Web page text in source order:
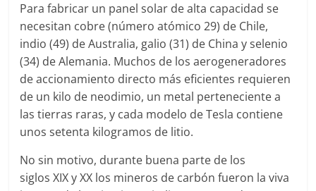
Para fabricar un panel solar de alta capacidad se
necesitan cobre (número atómico 29) de Chile,
indio (49) de Australia, galio (31) de China y selenio
(34) de Alemania. Muchos de los aerogeneradores
de accionamiento directo más eficientes requieren
de un kilo de neodimio, un metal perteneciente a
las tierras raras, y cada modelo de Tesla contiene
unos setenta kilogramos de litio.
No sin motivo, durante buena parte de los
siglos XIX y XX los mineros de carbón fueron la viva